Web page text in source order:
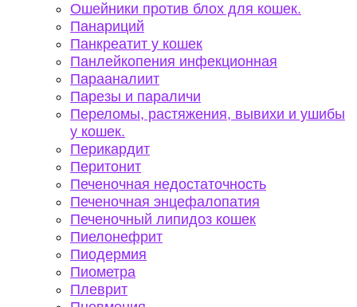
Ошейники против блох для кошек.
Панариций
Панкреатит у кошек
Панлейкопения инфекционная
Парааналиит
Парезы и параличи
Переломы, растяжения, вывихи и ушибы
у кошек.
Перикардит
Перитонит
Печеночная недостаточность
Печеночная энцефалопатия
Печеночный липидоз кошек
Пиелонефрит
Пиодермия
Пиометра
Плеврит